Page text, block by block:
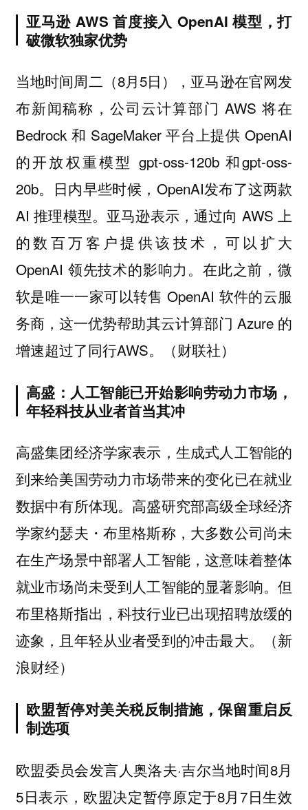
亚马逊 AWS 首度接入 OpenAI 模型，打
破微软独家优势
当地时间周二（8月5日），亚马逊在官网发
布新闻稿称，公司云计算部门 AWS 将在
Bedrock 和 SageMaker 平台上提供 OpenAI
的开放权重模型 gpt-oss-120b 和gpt-oss-
20b。日内早些时候，OpenAI发布了这两款
AI 推理模型。亚马逊表示，通过向 AWS 上
的数百万客户提供该技术，可以扩大
OpenAI 领先技术的影响力。在此之前，微
软是唯一一家可以转售 OpenAI 软件的云服
务商，这一优势帮助其云计算部门 Azure 的
增速超过了同行AWS。（财联社）
高盛：人工智能已开始影响劳动力市场，
年轻科技从业者首当其冲
高盛集团经济学家表示，生成式人工智能的
到来给美国劳动力市场带来的变化已在就业
数据中有所体现。高盛研究部高级全球经济
学家约瑟夫・布里格斯称，大多数公司尚未
在生产场景中部署人工智能，这意味着整体
就业市场尚未受到人工智能的显著影响。但
布里格斯指出，科技行业已出现招聘放缓的
迹象，且年轻从业者受到的冲击最大。（新
浪财经）
欧盟暂停对美关税反制措施，保留重启反
制选项
欧盟委员会发言人奥洛夫·吉尔当地时间8月
5日表示，欧盟决定暂停原定于8月7日生效